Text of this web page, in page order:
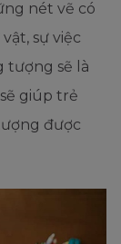
nét vẽ có
sự việc
tượng sẽ là
giúp trẻ
được